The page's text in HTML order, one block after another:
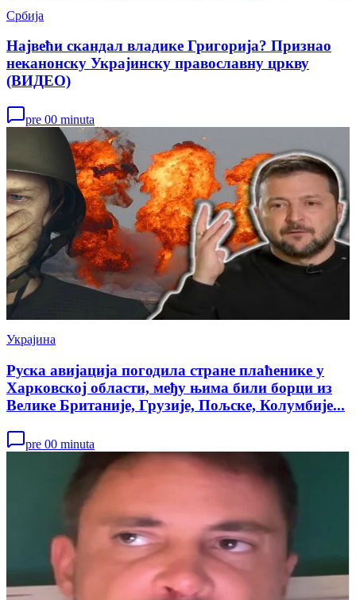
Србија
Највећи скандал владике Григорија? Признао
неканонску Украјинску православну цркву
(ВИДЕО)
pre 00 minuta
Украјина
Руска авијација погодила стране плаћенике у
Харковској области, међу њима били борци из
Велике Британије, Грузије, Пољске, Колумбије...
pre 00 minuta